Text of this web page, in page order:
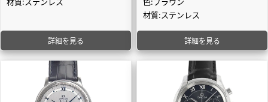
詳細を見る
材質:ステンレス
詳細を見る